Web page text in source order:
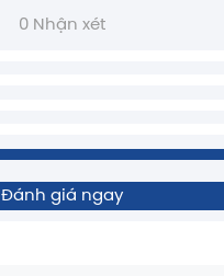
0 Nhận xét
Đánh giá ngay